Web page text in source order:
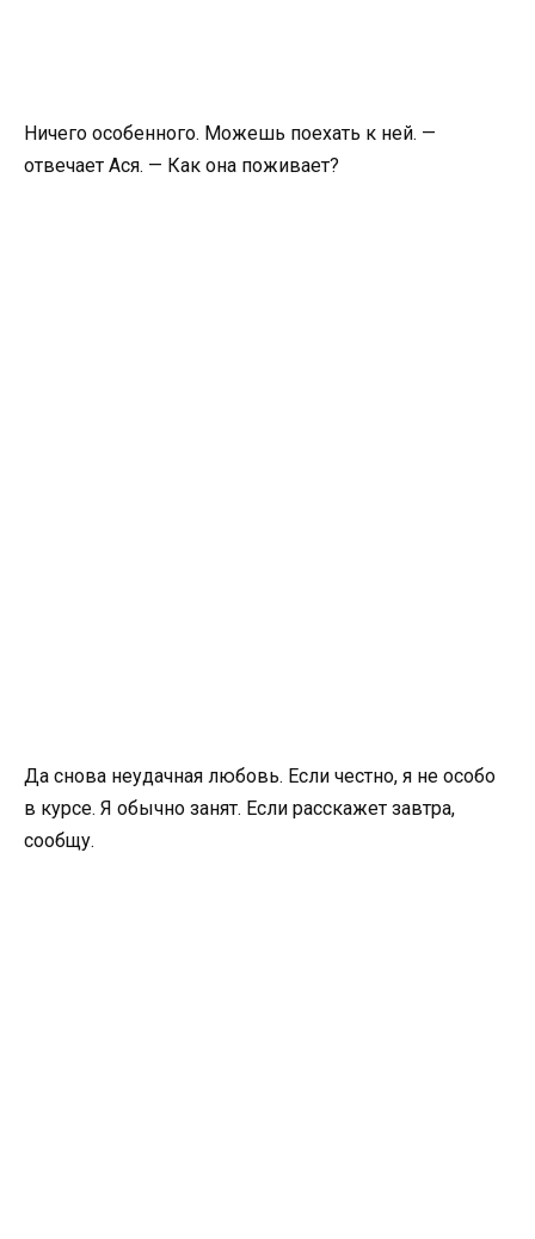
Ничего особенного. Можешь поехать к ней. —
отвечает Ася. — Как она поживает?
Да снова неудачная любовь. Если честно, я не особо
в курсе. Я обычно занят. Если расскажет завтра,
сообщу.